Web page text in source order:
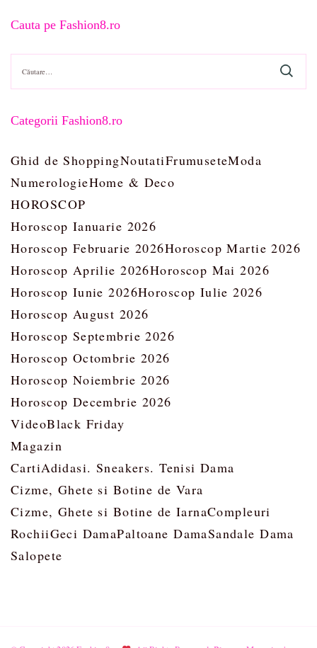
Cauta pe Fashion8.ro
Caută
după:
Categorii Fashion8.ro
Ghid de ShoppingNoutatiFrumuseteModa
NumerologieHome & Deco
HOROSCOP
Horoscop Ianuarie 2026
Horoscop Februarie 2026Horoscop Martie 2026
Horoscop Aprilie 2026Horoscop Mai 2026
Horoscop Iunie 2026Horoscop Iulie 2026
Horoscop August 2026
Horoscop Septembrie 2026
Horoscop Octombrie 2026
Horoscop Noiembrie 2026
Horoscop Decembrie 2026
VideoBlack Friday
Magazin
CartiAdidasi. Sneakers. Tenisi Dama
Cizme, Ghete si Botine de Vara
Cizme, Ghete si Botine de IarnaCompleuri
RochiiGeci DamaPaltoane DamaSandale Dama
Salopete